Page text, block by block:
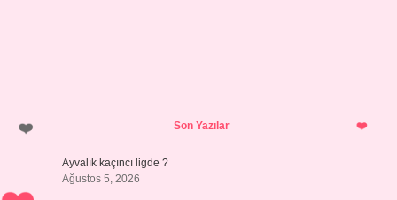
SidebarSon Yazılar
Ayvalık kaçıncı ligde ?
Ağustos 5, 2026